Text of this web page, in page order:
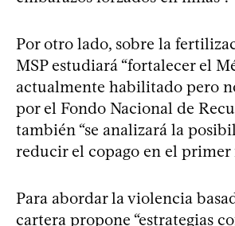
Por otro lado, sobre la
MSP estudiará “fortalecer el
actualmente habilitado pero
por el Fondo Nacional de
también “se analizará la
reducir el copago en el primer
Para abordar la violencia
cartera propone “estrategias